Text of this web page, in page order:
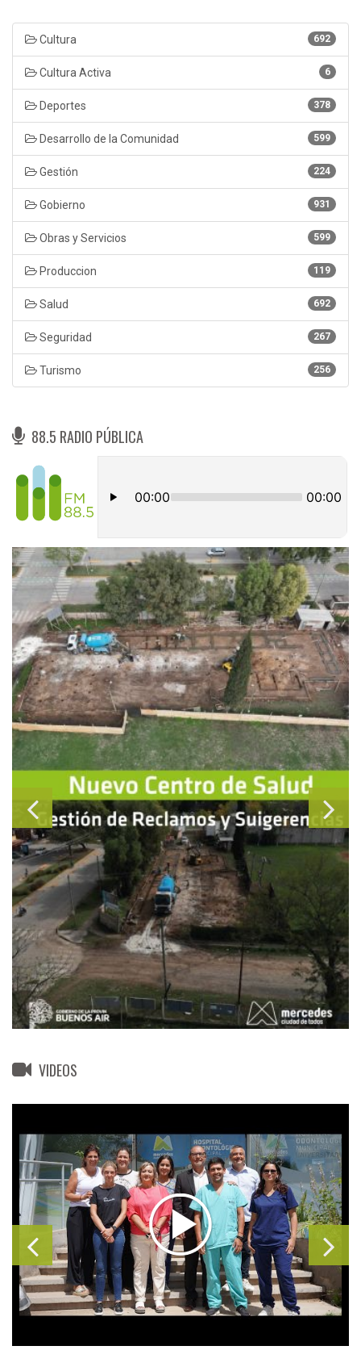
692
Cultura
6
Cultura Activa
378
Deportes
599
Desarrollo de la Comunidad
224
Gestión
931
Gobierno
599
Obras y Servicios
119
Produccion
692
Salud
267
Seguridad
256
Turismo
88.5 RADIO PÚBLICA
VIDEOS